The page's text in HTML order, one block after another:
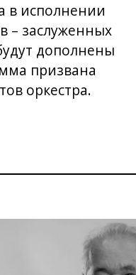
в исполнении
– заслуженных
дополнены
призвана
оркестра.